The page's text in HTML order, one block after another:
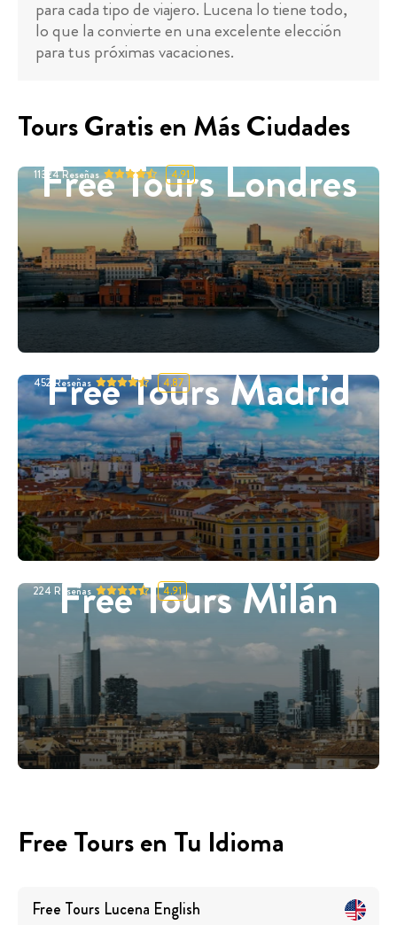
para cada tipo de viajero. Lucena lo tiene todo,
lo que la convierte en una excelente elección
para tus próximas vacaciones.
Tours Gratis en Más Ciudades
Free Tours Londres
11324Reseñas 4.91
Free Tours Madrid
452 Reseñas 4.87
Free Tours Milán
224 Reseñas 4.91
Free Tours en Tu Idioma
Free Tours Lucena English